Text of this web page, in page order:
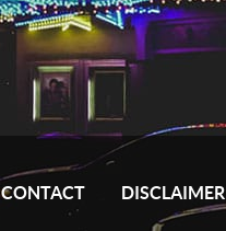
CONTACT DISCLAIMER